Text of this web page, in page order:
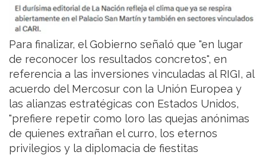
Para finalizar, el Gobierno señaló que "en lugar
de reconocer los resultados concretos", en
referencia a las inversiones vinculadas al RIGI, al
acuerdo del Mercosur con la Unión Europea y
las alianzas estratégicas con Estados Unidos,
"prefiere repetir como loro las quejas anónimas
de quienes extrañan el curro, los eternos
privilegios y la diplomacia de fiestitas